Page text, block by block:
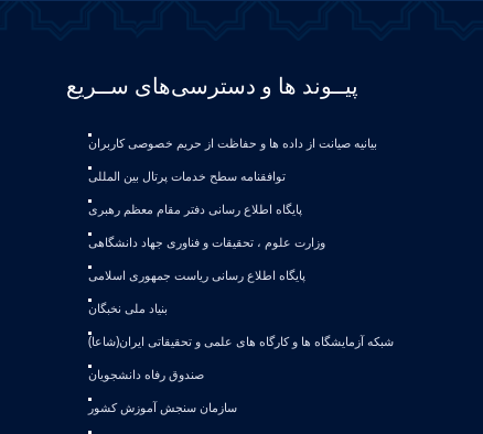
پیــوند ها و دسترسی‌های ســریع
بیانیه صيانت از داده ها و حفاظت از حريم خصوصی كاربران
توافقنامه سطح خدمات پرتال بین المللی
پایگاه اطلاع رسانی دفتر مقام معظم رهبری
وزارت علوم ، تحقیقات و فناوری جهاد دانشگاهی
پایگاه اطلاع رسانی ریاست جمهوری اسلامی
بنیاد ملی نخبگان
شبکه آزمایشگاه ها و کارگاه های علمی و تحقیقاتی ایران(شاعا)
صندوق رفاه دانشجویان
سازمان سنجش آموزش کشور